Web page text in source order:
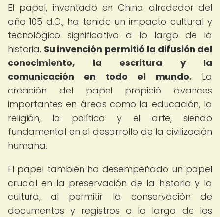
El papel, inventado en China alrededor del
año 105 d.C., ha tenido un impacto cultural y
tecnológico significativo a lo largo de la
historia. Su invención permitió la difusión del
conocimiento, la escritura y la
comunicación en todo el mundo. La
creación del papel propició avances
importantes en áreas como la educación, la
religión, la política y el arte, siendo
fundamental en el desarrollo de la civilización
humana.
El papel también ha desempeñado un papel
crucial en la preservación de la historia y la
cultura, al permitir la conservación de
documentos y registros a lo largo de los